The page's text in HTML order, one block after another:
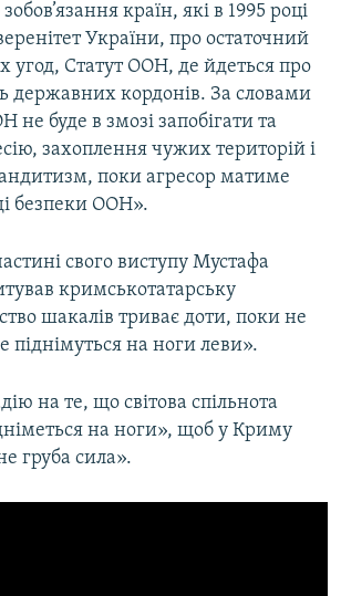
країн, які в 1995 році
України, про остаточний
угод, Статут ООН, де йдеться про
державних кордонів. За словами
буде в змозі запобігати та
захоплення чужих територій і
поки агресор матиме
безпеки ООН».
свого виступу Мустафа
кримськотатарську
шакалів триває доти, поки не
піднімуться на ноги леви».
на те, що світова спільнота
на ноги», щоб у Криму
груба сила».